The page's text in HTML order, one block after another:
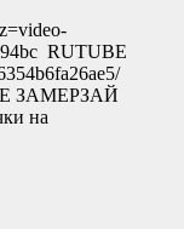
RUTUBE
ЗАМЕРЗАЙ
на